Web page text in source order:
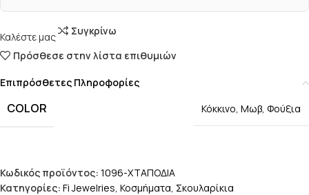
Καλέστε μας
Συγκρίνω
Πρόσθεσε στην λίστα επιθυμιών
Επιπρόσθετες Πληροφορίες
COLOR Κόκκινο, Μωβ, Φούξια
Κωδικός προϊόντος: 1096-ΧΤΑΠΟΔΙΑ
Κατηγορίες: Fi Jewelries, Κοσμήματα, Σκουλαρίκια